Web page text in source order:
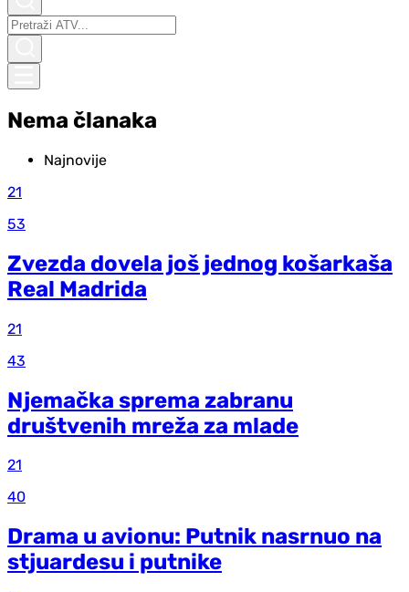
Nema članaka
Najnovije
21
53
Zvezda dovela još jednog košarkaša
Real Madrida
21
43
Njemačka sprema zabranu
društvenih mreža za mlade
21
40
Drama u avionu: Putnik nasrnuo na
stjuardesu i putnike